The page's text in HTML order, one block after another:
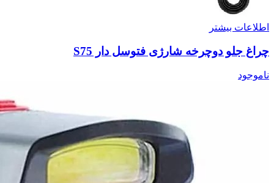
اطلاعات بیشتر
چراغ جلو دوچرخه شارژی فتوسل دار S75
ناموجود